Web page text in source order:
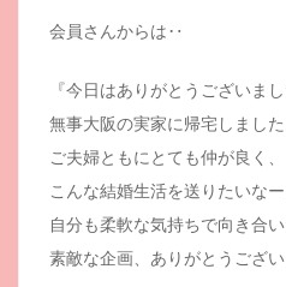
会員さんからは‥
『今日はありがとうございまし
無事大阪の実家に帰宅しました
ご夫婦ともにとても仲が良く、
こんな結婚生活を送りたいなー
自分も柔軟な気持ちで向き合い
素敵な企画、ありがとうござい